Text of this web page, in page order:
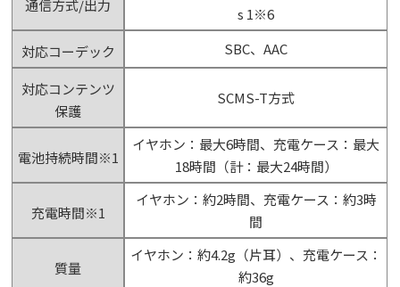
通信方式/出力
s 1※6
対応コーデック
SBC、AAC
対応コンテンツ
保護
SCMS-T方式
電池持続時間※1
イヤホン：最大6時間、充電ケース：最大
18時間（計：最大24時間）
充電時間※1
イヤホン：約2時間、充電ケース：約3時
間
質量
イヤホン：約4.2g（片耳）、充電ケース：
約36g